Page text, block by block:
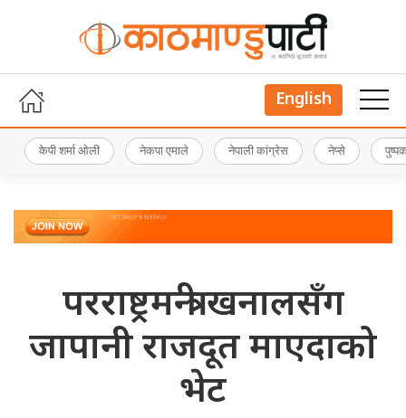
English
केपी शर्मा ओली नेकपा एमाले नेपाली कांग्रेस नेप्से
परराष्ट्रमन्त्री खनालसँग
जापानी राजदूत माएदाको
भेट